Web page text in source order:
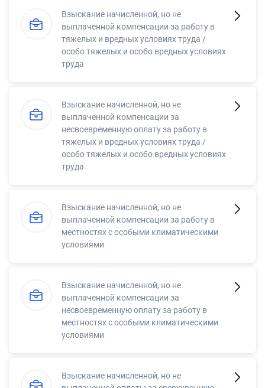
Взыскание начисленной, но не
выплаченной компенсации за работу в
тяжелых и вредных условиях труда /
особо тяжелых и особо вредных условиях
труда
Взыскание начисленной, но не
выплаченной компенсации за
несвоевременную оплату за работу в
тяжелых и вредных условиях труда /
особо тяжелых и особо вредных условиях
труда
Взыскание начисленной, но не
выплаченной компенсации за работу в
местностях с особыми климатическими
условиями
Взыскание начисленной, но не
выплаченной компенсации за
несвоевременную оплату за работу в
местностях с особыми климатическими
условиями
Взыскание начисленной, но не